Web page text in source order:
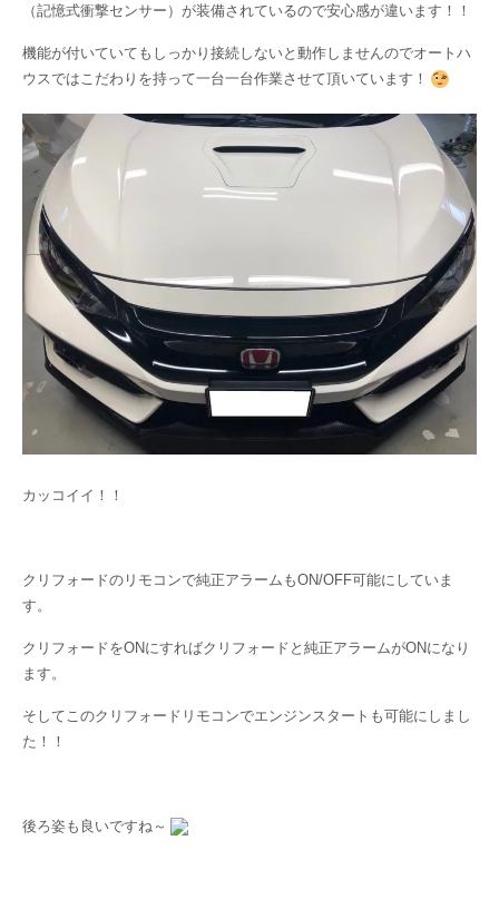
（記憶式衝撃センサー）が装備されているので安心感が違います！！
機能が付いていてもしっかり接続しないと動作しませんのでオートハ
ウスではこだわりを持って一台一台作業させて頂いています！
カッコイイ！！
クリフォードのリモコンで純正アラームもON/OFF可能にしていま
す。
クリフォードをONにすればクリフォードと純正アラームがONになり
ます。
そしてこのクリフォードリモコンでエンジンスタートも可能にしまし
た！！
後ろ姿も良いですね～